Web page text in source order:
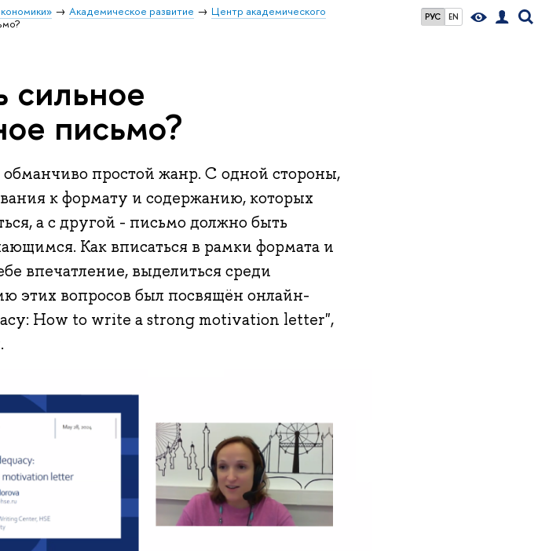
РУС EN
Академическое развитие
Центр академического
сильное
письмо?
простой жанр. С одной стороны,
к формату и содержанию, которых
а с другой - письмо должно быть
Как вписаться в рамки формата и
впечатление, выделиться среди
этих вопросов был посвящён онлайн-
How to write a strong motivation letter",